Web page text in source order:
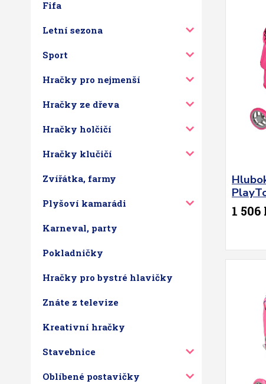
Fifa
Letní sezona
Sport
Hračky pro nejmenší
Hračky ze dřeva
Hračky holčičí
Hračky klučičí
Zvířátka, farmy
Plyšoví kamarádi
Karneval, party
Pokladničky
Hračky pro bystré hlavičky
Znáte z televize
Kreativní hračky
Stavebnice
Oblíbené postavičky
1 506